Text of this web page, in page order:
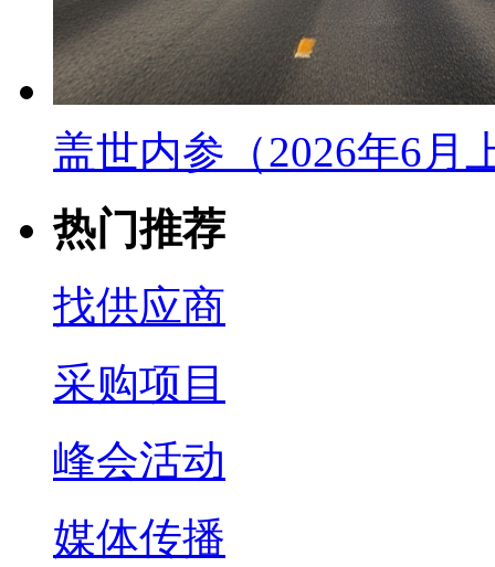
盖世内参（2026年6月
热门推荐
找供应商
采购项目
峰会活动
媒体传播